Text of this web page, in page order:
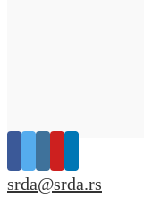
srda@srda.rs